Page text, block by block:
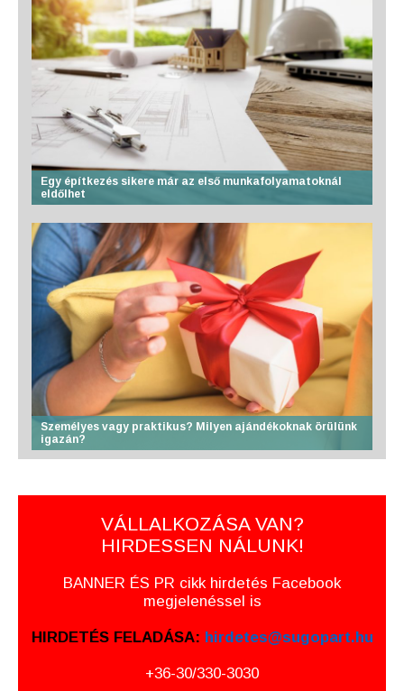
Egy építkezés sikere már az első munkafolyamatoknál
eldőlhet
Személyes vagy praktikus? Milyen ajándékoknak örülünk
igazán?
VÁLLALKOZÁSA VAN?
HIRDESSEN NÁLUNK!
BANNER ÉS PR cikk hirdetés Facebook
megjelenéssel is
HIRDETÉS FELADÁSA: hirdetes@sugopart.hu
+36-30/330-3030